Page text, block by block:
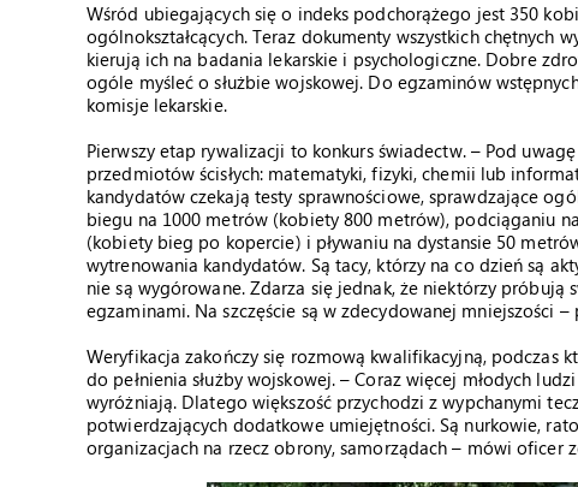
Wśród ubiegających się o indeks podchorążego jest 350
ogólnokształcących. Teraz dokumenty wszystkich chętnych
kierują ich na badania lekarskie i psychologiczne. Dobre
ogóle myśleć o służbie wojskowej. Do egzaminów
komisje lekarskie.
Pierwszy etap rywalizacji to konkurs świadectw. – Pod
przedmiotów ścisłych: matematyki, fizyki, chemii lub
kandydatów czekają testy sprawnościowe, sprawdzające
biegu na 1000 metrów (kobiety 800 metrów), podciąganiu
(kobiety bieg po kopercie) i pływaniu na dystansie 50
wytrenowania kandydatów. Są tacy, którzy na co dzień są
nie są wygórowane. Zdarza się jednak, że niektórzy
egzaminami. Na szczęście są w zdecydowanej mniejszości
Weryfikacja zakończy się rozmową kwalifikacyjną, podczas
do pełnienia służby wojskowej. – Coraz więcej młodych
wyróżniają. Dlatego większość przychodzi z wypchanymi
potwierdzających dodatkowe umiejętności. Są nurkowie,
organizacjach na rzecz obrony, samorządach – mówi oficer